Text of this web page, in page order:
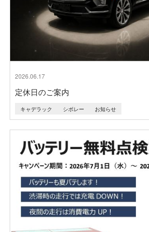
2026.06.17
定休日のご案内
キャデラック シボレー お知らせ